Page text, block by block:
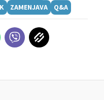
ZAMENJAVA Q&A